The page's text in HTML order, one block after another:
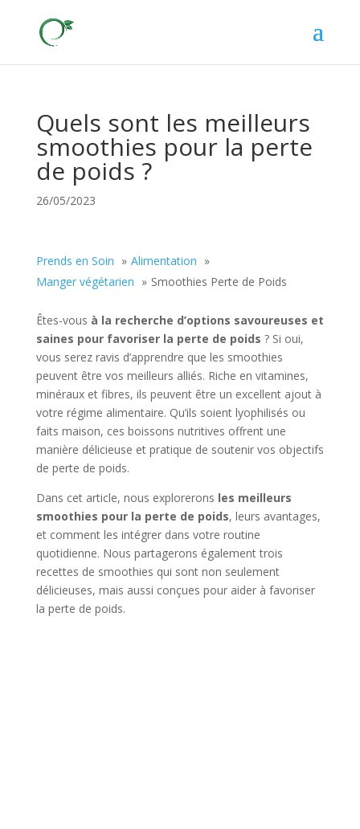
Quels sont les meilleurs
smoothies pour la perte
de poids ?
26/05/2023
Prends en Soin
Alimentation
Manger végétarien
Smoothies Perte de Poids
Êtes-vous à la recherche d’options savoureuses et
saines pour favoriser la perte de poids ? Si oui,
vous serez ravis d’apprendre que les smoothies
peuvent être vos meilleurs alliés. Riche en vitamines,
minéraux et fibres, ils peuvent être un excellent ajout à
votre régime alimentaire. Qu’ils soient lyophilisés ou
faits maison, ces boissons nutritives offrent une
manière délicieuse et pratique de soutenir vos objectifs
de perte de poids.
Dans cet article, nous explorerons les meilleurs
smoothies pour la perte de poids, leurs avantages,
et comment les intégrer dans votre routine
quotidienne. Nous partagerons également trois
recettes de smoothies qui sont non seulement
délicieuses, mais aussi conçues pour aider à favoriser
la perte de poids.